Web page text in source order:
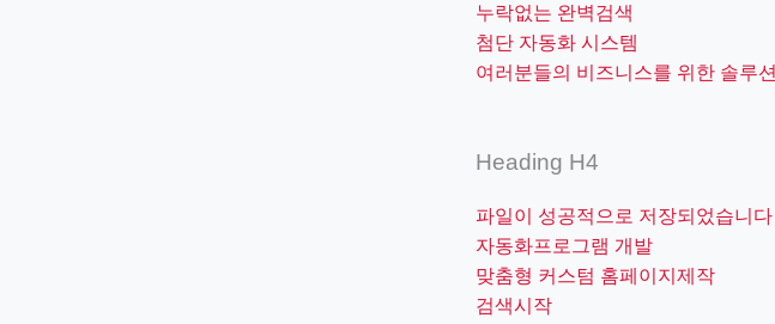
누락없는 완벽검색
첨단 자동화 시스템
여러분들의 비즈니스를 위한 솔루션
Heading H4
파일이 성공적으로 저장되었습니다
자동화프로그램 개발
맞춤형 커스텀 홈페이지제작
검색시작